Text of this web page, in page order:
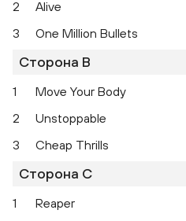
2
Alive
3
One Million Bullets
Сторона B
1 Move Your Body
2
Unstoppable
3
Cheap Thrills
Сторона C
1 Reaper